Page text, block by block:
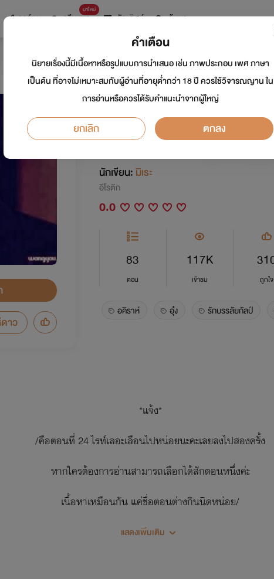
การ์ตูน
มาใหม่
ดรีมแชท ธัญลิสต์ ค้นหา
าว
รักบรรลัยกัลป์
[งดติดเหรียญตั้งแต่
าาา อิอิ ><]
นักเขียน:มิเระ
อีโรติก
0.0
83
ตอน
117K
เข้าชม ถูกใจ
อคิราห์ อุ๋ง รักบรรลัยกัลป์
*แจ้ง*
/คือตอนที่ 24 ไรท์เลอะเลือนไปหน่อยนะคะเลยลงไปสองครั้ง
หากใครต้องการอ่านสามารถเลือกได้สักตอนหนึ่งค่ะ
เนื้อหาเหมือนกัน แค่ชื่อตอนต่างกินนิดหน่อย/
แก้แล้วแก้อีก โอยยยยยย ขนาดแจ้งยังเลือนเลยสมอง
แสดงเพิ่มเติม
คำเตือน
นิยายเรื่องนี้มีเนื้อหาหรือรูปแบบการนำเสนอ เช่น ภาพประกอบ เพศ ภาษา
เป็นต้น ที่อาจไม่เหมาะสมกับผู้อ่านที่อายุต่ำกว่า 18 ปี ควรใช้วิจารณญาน ใน
การอ่านหรือควรได้รับคำแนะนำจากผู้ใหญ่
ยกเลิก ตกลง